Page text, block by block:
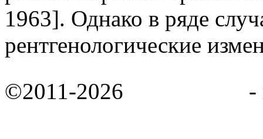
1963]. Однако в ряде
рентгенологические
©2011-2026
-